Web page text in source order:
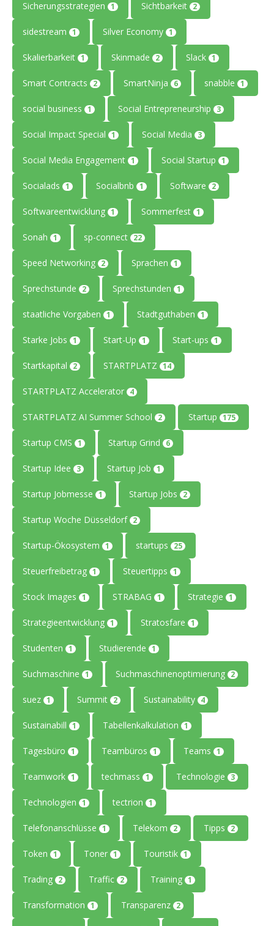
Sicherungsstrategien 1 Sichtbarkeit 2
sidestream 1 Silver Economy 1
Skalierbarkeit 1 Skinmade 2 Slack 1
Smart Contracts 2 SmartNinja 6 snabble 1
social business 1 Social Entrepreneurship 3
Social Impact Special 1 Social Media 3
Social Media Engagement 1 Social Startup 1
Socialads 1 Socialbnb 1 Software 2
Softwareentwicklung 1 Sommerfest 1
Sonah 1 sp-connect 22
Speed Networking 2 Sprachen 1
Sprechstunde 2 Sprechstunden 1
staatliche Vorgaben 1 Stadtguthaben 1
Starke Jobs 1 Start-Up 1 Start-ups 1
Startkapital 2 STARTPLATZ 14
STARTPLATZ Accelerator 4
STARTPLATZ AI Summer School 2 Startup 175
Startup CMS 1 Startup Grind 6
Startup Idee 3 Startup Job 1
Startup Jobmesse 1 Startup Jobs 2
Startup Woche Düsseldorf 2
Startup-Ökosystem 1 startups 25
Steuerfreibetrag 1 Steuertipps 1
Stock Images 1 STRABAG 1 Strategie 1
Strategieentwicklung 1 Stratosfare 1
Studenten 1 Studierende 1
Suchmaschine 1 Suchmaschinenoptimierung 2
suez 1 Summit 2 Sustainability 4
Sustainabill 1 Tabellenkalkulation 1
Tagesbüro 1 Teambüros 1 Teams 1
Teamwork 1 techmass 1 Technologie 3
Technologien 1 tectrion 1
Telefonanschlüsse 1 Telekom 2 Tipps 2
Token 1 Toner 1 Touristik 1
Trading 2 Traffic 2 Training 1
Transformation 1 Transparenz 2